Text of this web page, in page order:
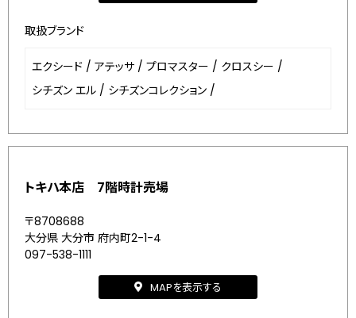
取扱ブランド
エクシード / アテッサ / プロマスター / クロスシー /
シチズン エル / シチズンコレクション /
トキハ本店 7階時計売場
〒8708688
大分県 大分市 府内町2-1-4
097-538-1111
MAPを表示する